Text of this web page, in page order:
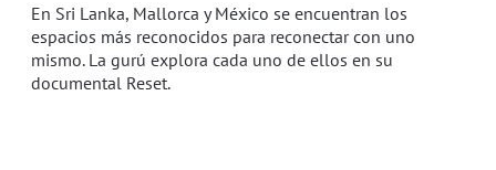
En Sri Lanka, Mallorca y México se encuentran los
espacios más reconocidos para reconectar con uno
mismo. La gurú explora cada uno de ellos en su
documental Reset.